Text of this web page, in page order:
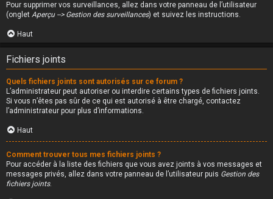
Pour supprimer vos surveillances, allez dans votre panneau de l’utilisateur
(onglet Aperçu --> Gestion des surveillances) et suivez les instructions.
Haut
Fichiers joints
Quels fichiers joints sont autorisés sur ce forum ?
L’administrateur peut autoriser ou interdire certains types de fichiers joints.
Si vous n’êtes pas sûr de ce qui est autorisé à être chargé, contactez
l’administrateur pour plus d’informations.
Haut
Comment trouver tous mes fichiers joints ?
Pour accéder à la liste des fichiers que vous avez joints à vos messages et
messages privés, allez dans votre panneau de l’utilisateur puis Gestion des
fichiers joints.